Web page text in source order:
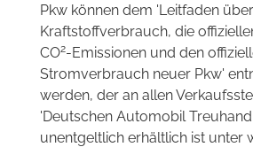
Pkw können dem 'Leitfaden
Kraftstoffverbrauch, die
CO2-Emissionen und den
Stromverbrauch neuer Pkw'
werden, der an allen
'Deutschen Automobil
unentgeltlich erhältlich ist unter